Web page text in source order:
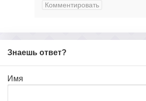
Комментировать
Знаешь ответ?
Имя